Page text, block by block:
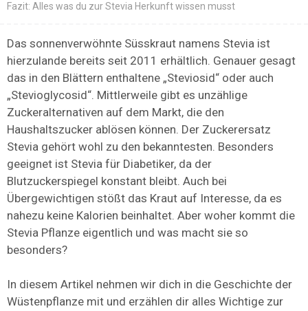
Fazit: Alles was du zur Stevia Herkunft wissen musst
Das sonnenverwöhnte Süsskraut namens Stevia ist
hierzulande bereits seit 2011 erhältlich. Genauer gesagt
das in den Blättern enthaltene „Steviosid“ oder auch
„Stevioglycosid“. Mittlerweile gibt es unzählige
Zuckeralternativen auf dem Markt, die den
Haushaltszucker ablösen können. Der Zuckerersatz
Stevia gehört wohl zu den bekanntesten. Besonders
geeignet ist Stevia für Diabetiker, da der
Blutzuckerspiegel konstant bleibt. Auch bei
Übergewichtigen stößt das Kraut auf Interesse, da es
nahezu keine Kalorien beinhaltet. Aber woher kommt die
Stevia Pflanze eigentlich und was macht sie so
besonders?
In diesem Artikel nehmen wir dich in die Geschichte der
Wüstenpflanze mit und erzählen dir alles Wichtige zur